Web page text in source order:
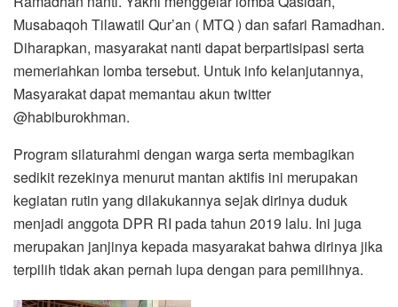
Musabaqoh Tilawatil Qur’an ( MTQ ) dan safari Ramadhan.
Diharapkan, masyarakat nanti dapat berpartisipasi serta
memeriahkan lomba tersebut. Untuk info kelanjutannya,
Masyarakat dapat memantau akun twitter
@habiburokhman.
Program silaturahmi dengan warga serta membagikan
sedikit rezekinya menurut mantan aktifis ini merupakan
kegiatan rutin yang dilakukannya sejak dirinya duduk
menjadi anggota DPR RI pada tahun 2019 lalu. Ini juga
merupakan janjinya kepada masyarakat bahwa dirinya jika
terpilih tidak akan pernah lupa dengan para pemilihnya.